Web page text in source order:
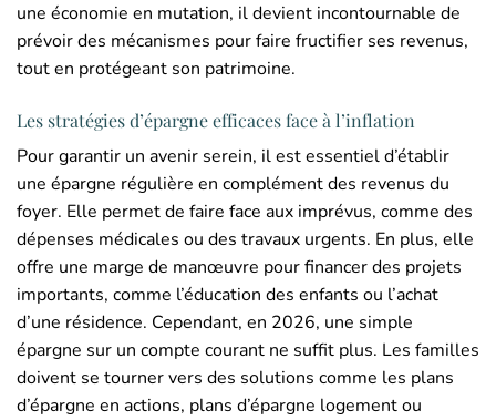
une économie en mutation, il devient incontournable de
prévoir des mécanismes pour faire fructifier ses revenus,
tout en protégeant son patrimoine.
Les stratégies d’épargne efficaces face à l’inflation
Pour garantir un avenir serein, il est essentiel d’établir
une épargne régulière en complément des revenus du
foyer. Elle permet de faire face aux imprévus, comme des
dépenses médicales ou des travaux urgents. En plus, elle
offre une marge de manœuvre pour financer des projets
importants, comme l’éducation des enfants ou l’achat
d’une résidence. Cependant, en 2026, une simple
épargne sur un compte courant ne suffit plus. Les familles
doivent se tourner vers des solutions comme les plans
d’épargne en actions, plans d’épargne logement ou